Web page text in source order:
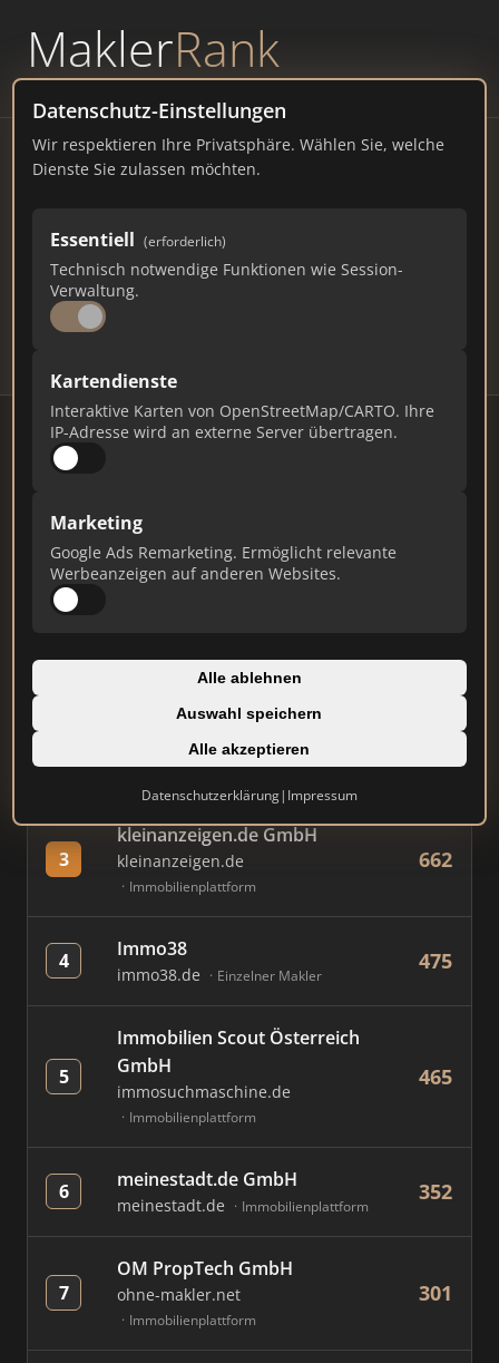
MaklerRank
powered byWAVEPOINT
Datenschutz-Einstellungen
Wir respektieren Ihre Privatsphäre. Wählen Sie, welche
Dienste Sie zulassen möchten.
Essentiell (erforderlich)
Technisch notwendige Funktionen wie Session-
Verwaltung.
Kartendienste
Interaktive Karten von OpenStreetMap/CARTO. Ihre
IP-Adresse wird an externe Server übertragen.
Marketing
Google Ads Remarketing. Ermöglicht relevante
Werbeanzeigen auf anderen Websites.
Alle ablehnen
Auswahl speichern
Alle akzeptieren
Datenschutzerklärung| Impressum
Immobilienmakler Gifhorn –
Ranking Juli 2026
NIEDERSACHSEN 43.000 EINWOHNER
84 419
# MAKLER / FIRMA
1 immobilienscout24.de
Immobilienplattform
878
AVIV Germany GmbH
immowelt.de Immobilienplattform
3
kleinanzeigen.de GmbH
kleinanzeigen.de
Immobilienplattform
662
4 Immo38
immo38.de Einzelner Makler
475
5
Immobilien Scout Österreich
GmbH
immosuchmaschine.de
Immobilienplattform
465
6 meinestadt.de GmbH
meinestadt.de Immobilienplattform
352
7
OM PropTech GmbH
ohne-makler.net
Immobilienplattform
301